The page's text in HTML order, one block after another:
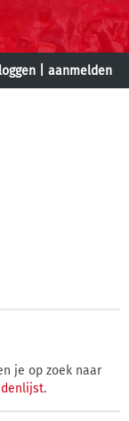
aanmelden
je op zoek naar
.